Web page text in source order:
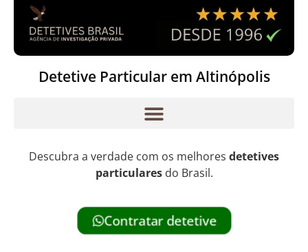
Detetive Particular em Altinópolis
Descubra a verdade com os melhores detetives
particularesdo Brasil.
Contratar detetive